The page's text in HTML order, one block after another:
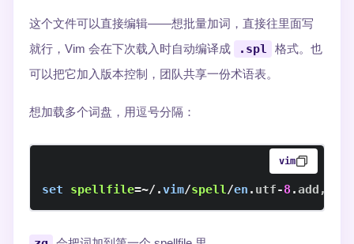
这个文件可以直接编辑——想批量加词，直接往里面写
就行，Vim 会在下次载入时自动编译成
.spl
格式。也
可以把它加入版本控制，团队共享一份术语表。
想加载多个词盘，用逗号分隔：
vim
set spellfile=~/ .vim/spell/en . utf-8 .add ,